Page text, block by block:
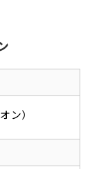
ン）